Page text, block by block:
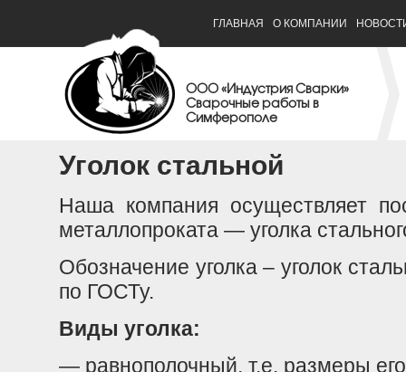
ГЛАВНАЯ О КОМПАНИИ
ООО «Индустрия Сварки»
Сварочные работы в
Симферополе
Уголок стальной
Наша компания осуществляет
металлопроката — уголка
Обозначение уголка – уголок
по ГОСТу.
Виды уголка:
— равнополочный, т.е. размеры